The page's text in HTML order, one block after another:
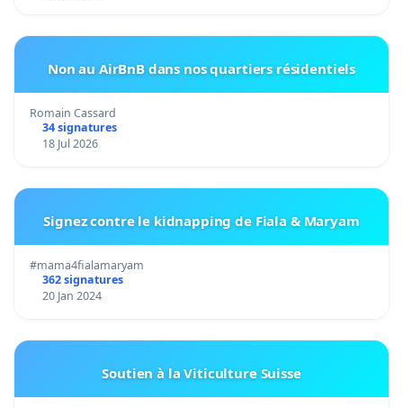
Non au AirBnB dans nos quartiers résidentiels
Romain Cassard
34 signatures
18 Jul 2026
Signez contre le kidnapping de Fiala & Maryam
#mama4fialamaryam
362 signatures
20 Jan 2024
Soutien à la Viticulture Suisse